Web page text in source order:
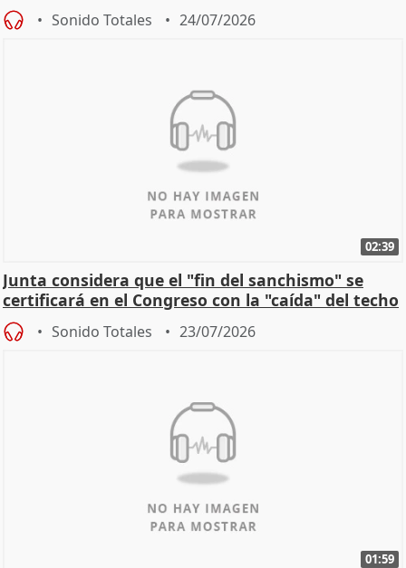
Sonido Totales 24/07/2026
02:39
Junta considera que el "fin del sanchismo" se
certificará en el Congreso con la "caída" del techo
de
Sonido Totales 23/07/2026
01:59